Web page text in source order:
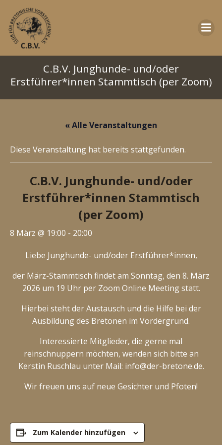
C.B.V. Junghunde- und/oder
Erstführer*innen Stammtisch (per Zoom)
« Alle Veranstaltungen
Diese Veranstaltung hat bereits stattgefunden.
C.B.V. Junghunde- und/oder
Erstführer*innen Stammtisch
(per Zoom)
8 März @ 19:00 - 20:00
Liebe Junghunde- und/oder Erstführer*innen,
der März-Stammtisch findet am Sonntag, den 8. März
2026 um 19 Uhr per Zoom Online Meeting statt.
Hierbei steht der Austausch und die Hilfe bei der
Ausbildung des Bretonen im Vordergrund.
Interessierte Mitglieder, die gerne mal
reinschnuppern möchten, wenden sich bitte an
Kerstin Ruschlau unter Mail: info@der-bretone.de.
Wir freuen uns auf neue Gesichter und Pfoten!
Zum Kalender hinzufügen